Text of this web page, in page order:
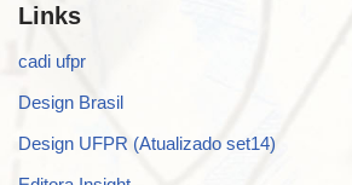
Links
cadi ufpr
Design Brasil
Design UFPR (Atualizado set14)